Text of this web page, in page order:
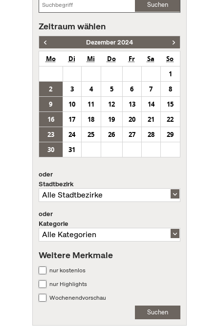
Suchen
Zeitraum wählen
Dezember 2024
Mo Di Mi Do Fr Sa
So
1
2
3 4 5 6 7
8
9
10 11 12 13 14
15
16
17 18 19 20 21
22
23
24 25 26 27 28
29
30
31
oder
Stadtbezirk
oder
Kategorie
Weitere Merkmale
nur kostenlos
nur Highlights
Wochenendvorschau
Suchen